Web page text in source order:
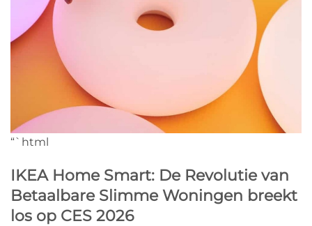
“`html
IKEA Home Smart: De Revolutie van
Betaalbare Slimme Woningen breekt
los op CES 2026